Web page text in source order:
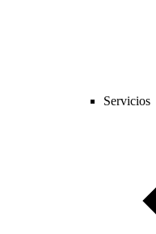
Servicios